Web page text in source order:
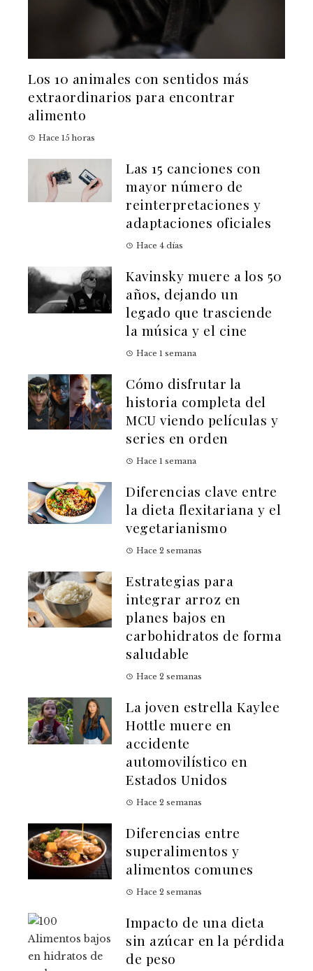
Los 10 animales con sentidos más
extraordinarios para encontrar
alimento
Hace 15 horas
Las 15 canciones con
mayor número de
reinterpretaciones y
adaptaciones oficiales
Hace 4 días
Kavinsky muere a los 50
años, dejando un
legado que trasciende
la música y el cine
Hace 1 semana
Cómo disfrutar la
historia completa del
MCU viendo películas y
series en orden
Hace 1 semana
Diferencias clave entre
la dieta flexitariana y el
vegetarianismo
Hace 2 semanas
Estrategias para
integrar arroz en
planes bajos en
carbohidratos de forma
saludable
Hace 2 semanas
La joven estrella Kaylee
Hottle muere en
accidente
automovilístico en
Estados Unidos
Hace 2 semanas
Diferencias entre
superalimentos y
alimentos comunes
Hace 2 semanas
Impacto de una dieta
sin azúcar en la pérdida
de peso